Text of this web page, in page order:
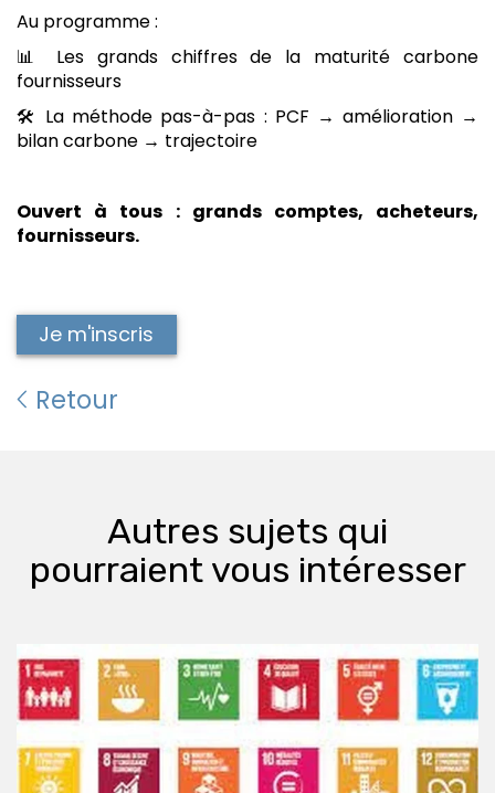
Au programme :
📊 Les grands chiffres de la maturité carbone
fournisseurs
🛠️ La méthode pas-à-pas : PCF → amélioration →
bilan carbone → trajectoire
Ouvert à tous : grands comptes, acheteurs,
fournisseurs.
Je m'inscris
Retour
Autres sujets qui
pourraient vous intéresser